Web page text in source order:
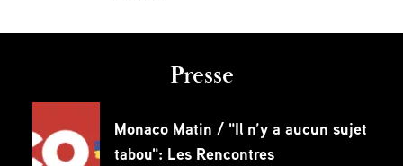
Presse
Monaco Matin / "Il n’y a aucun sujet
tabou": Les Rencontres